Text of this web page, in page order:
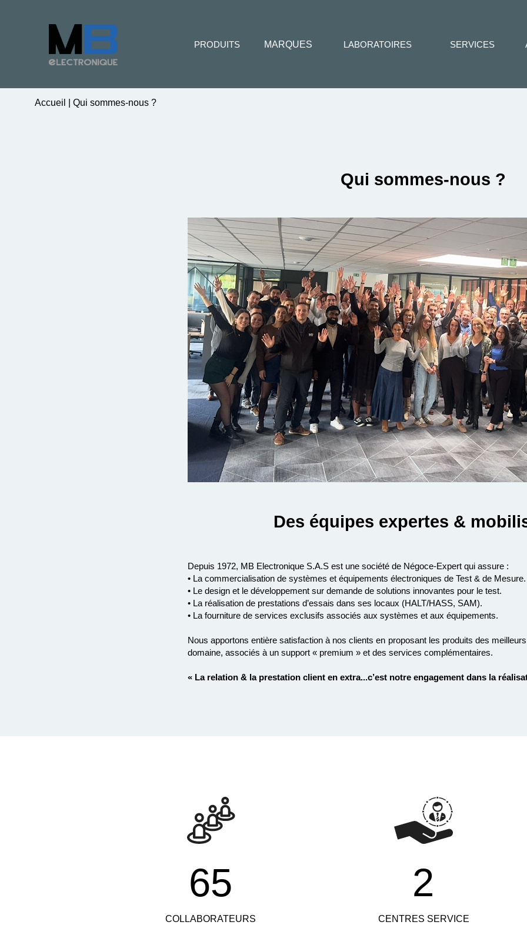
Accueil Qui sommes-nous ?
Qui sommes-nous ?
Des équipes expertes &
Depuis 1972, MB Electronique S.A.S est une société de Négoce-Expert qui assure :
• La commercialisation de systèmes et équipements électroniques de Test & de Mesure.
• Le design et le développement sur demande de solutions innovantes pour le test.
• La réalisation de prestations d’essais dans ses locaux (HALT/HASS, SAM).
• La fourniture de services exclusifs associés aux systèmes et aux équipements.
Nous apportons entière satisfaction à nos clients en proposant les produits des
domaine, associés à un support « premium » et des services complémentaires.
« La relation & la prestation client en extra...c’est notre engagement dans la
COLLABORATEURS
CENTRES SERVICE
65 2
PRODUITS MARQUES LABORATOIRES SERVICES